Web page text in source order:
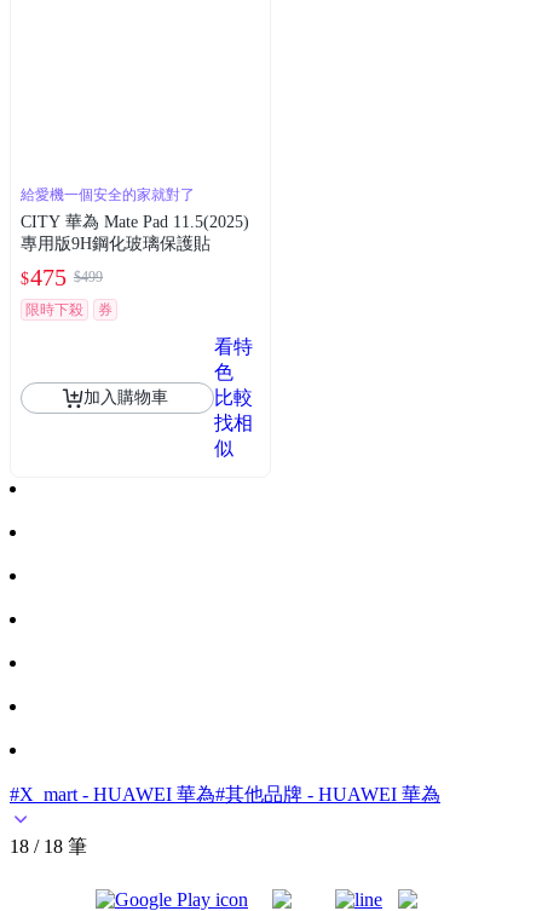
給愛機一個安全的家就對了
CITY 華為 Mate Pad 11.5(2025)
專用版9H鋼化玻璃保護貼
$475 $499
限時下殺
券
加入購物車
看特
色
比較
找相
似
#X_mart - HUAWEI 華為#其他品牌 - HUAWEI 華為
18 / 18 筆